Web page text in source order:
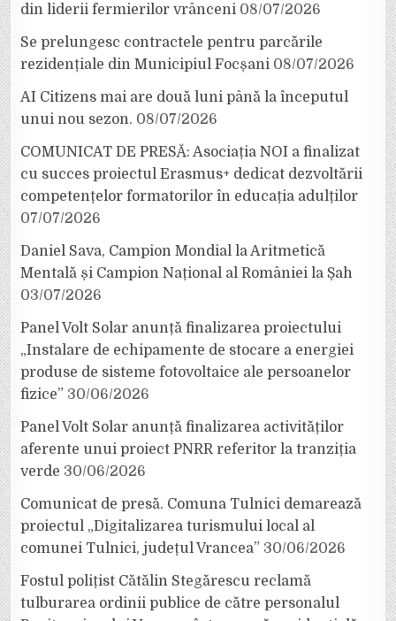
din liderii fermierilor vrânceni 08/07/2026
Se prelungesc contractele pentru parcările
rezidențiale din Municipiul Focșani 08/07/2026
AI Citizens mai are două luni până la începutul
unui nou sezon. 08/07/2026
COMUNICAT DE PRESĂ: Asociația NOI a finalizat
cu succes proiectul Erasmus+ dedicat dezvoltării
competențelor formatorilor în educația adulților
07/07/2026
Daniel Sava, Campion Mondial la Aritmetică
Mentală și Campion Național al României la Șah
03/07/2026
Panel Volt Solar anunță finalizarea proiectului
„Instalare de echipamente de stocare a energiei
produse de sisteme fotovoltaice ale persoanelor
fizice” 30/06/2026
Panel Volt Solar anunță finalizarea activităților
aferente unui proiect PNRR referitor la tranziția
verde 30/06/2026
Comunicat de presă. Comuna Tulnici demarează
proiectul „Digitalizarea turismului local al
comunei Tulnici, județul Vrancea” 30/06/2026
Fostul polițist Cătălin Stegărescu reclamă
tulburarea ordinii publice de către personalul